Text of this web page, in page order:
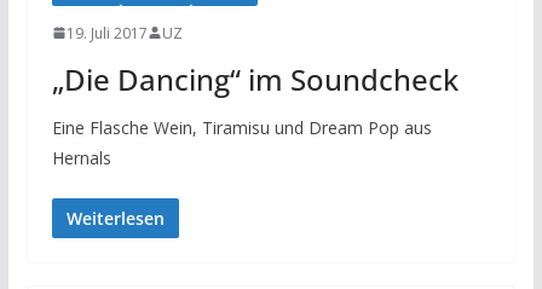
19. Juli 2017 UZ
„Die Dancing“ im Soundcheck
Eine Flasche Wein, Tiramisu und Dream Pop aus
Hernals
Weiterlesen